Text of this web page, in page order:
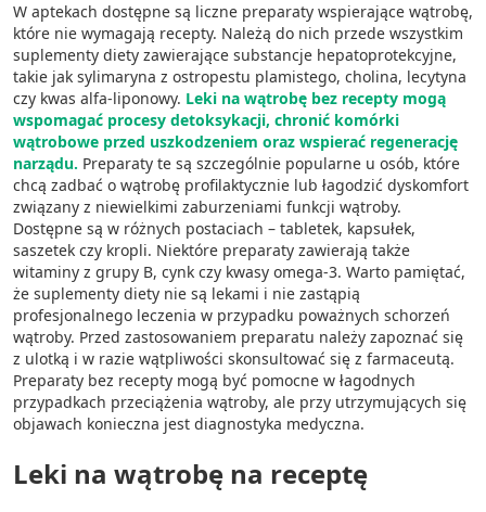
W aptekach dostępne są liczne preparaty wspierające wątrobę,
które nie wymagają recepty. Należą do nich przede wszystkim
suplementy diety zawierające substancje hepatoprotekcyjne,
takie jak sylimaryna z ostropestu plamistego, cholina, lecytyna
czy kwas alfa-liponowy. Leki na wątrobę bez recepty mogą
wspomagać procesy detoksykacji, chronić komórki
wątrobowe przed uszkodzeniem oraz wspierać regenerację
narządu. Preparaty te są szczególnie popularne u osób, które
chcą zadbać o wątrobę profilaktycznie lub łagodzić dyskomfort
związany z niewielkimi zaburzeniami funkcji wątroby.
Dostępne są w różnych postaciach – tabletek, kapsułek,
saszetek czy kropli. Niektóre preparaty zawierają także
witaminy z grupy B, cynk czy kwasy omega-3. Warto pamiętać,
że suplementy diety nie są lekami i nie zastąpią
profesjonalnego leczenia w przypadku poważnych schorzeń
wątroby. Przed zastosowaniem preparatu należy zapoznać się
z ulotką i w razie wątpliwości skonsultować się z farmaceutą.
Preparaty bez recepty mogą być pomocne w łagodnych
przypadkach przeciążenia wątroby, ale przy utrzymujących się
objawach konieczna jest diagnostyka medyczna.
Leki na wątrobę na receptę